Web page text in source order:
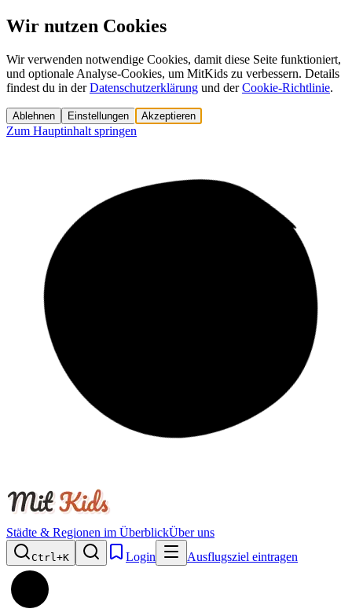
Wir nutzen Cookies
Wir verwenden notwendige Cookies, damit diese Seite funktioniert,
und optionale Analyse-Cookies, um MitKids zu verbessern. Details
findest du in der Datenschutzerklärung und der Cookie-Richtlinie.
Ablehnen Einstellungen Akzeptieren
Zum Hauptinhalt springen
Städte & Regionen im ÜberblickÜber uns
Ctrl+K Login Ausflugsziel eintragen